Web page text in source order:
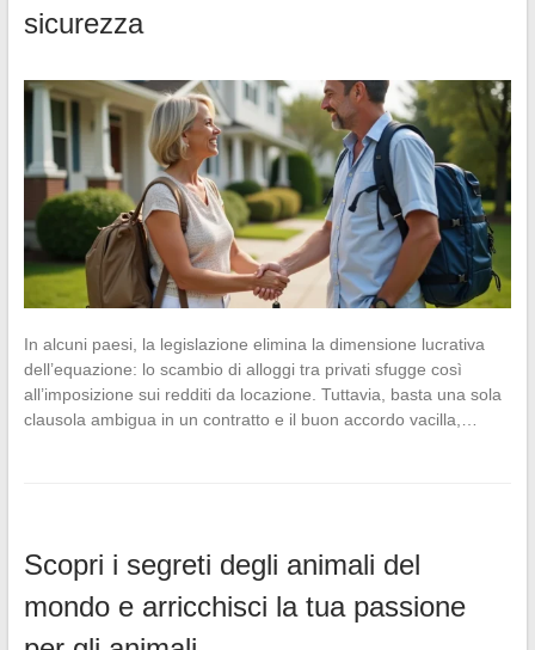
sicurezza
In alcuni paesi, la legislazione elimina la dimensione lucrativa
dell’equazione: lo scambio di alloggi tra privati sfugge così
all’imposizione sui redditi da locazione. Tuttavia, basta una sola
clausola ambigua in un contratto e il buon accordo vacilla,…
Scopri i segreti degli animali del
mondo e arricchisci la tua passione